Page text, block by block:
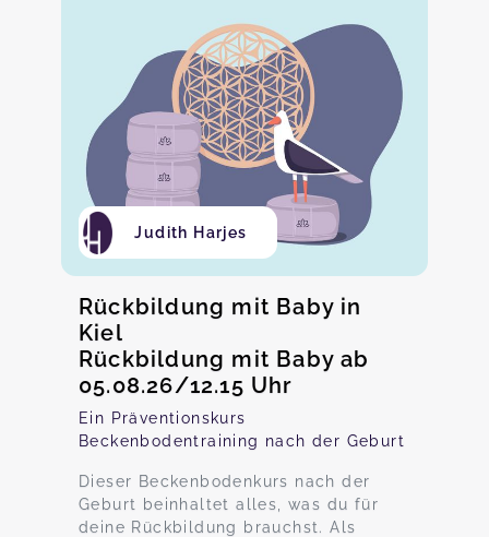
Judith Harjes
Rückbildung mit Baby in
Kiel
Rückbildung mit Baby ab
05.08.26/12.15 Uhr
Ein Präventionskurs
Beckenbodentraining nach der Geburt
Dieser Beckenbodenkurs nach der
Geburt beinhaltet alles, was du für
deine Rückbildung brauchst. Als